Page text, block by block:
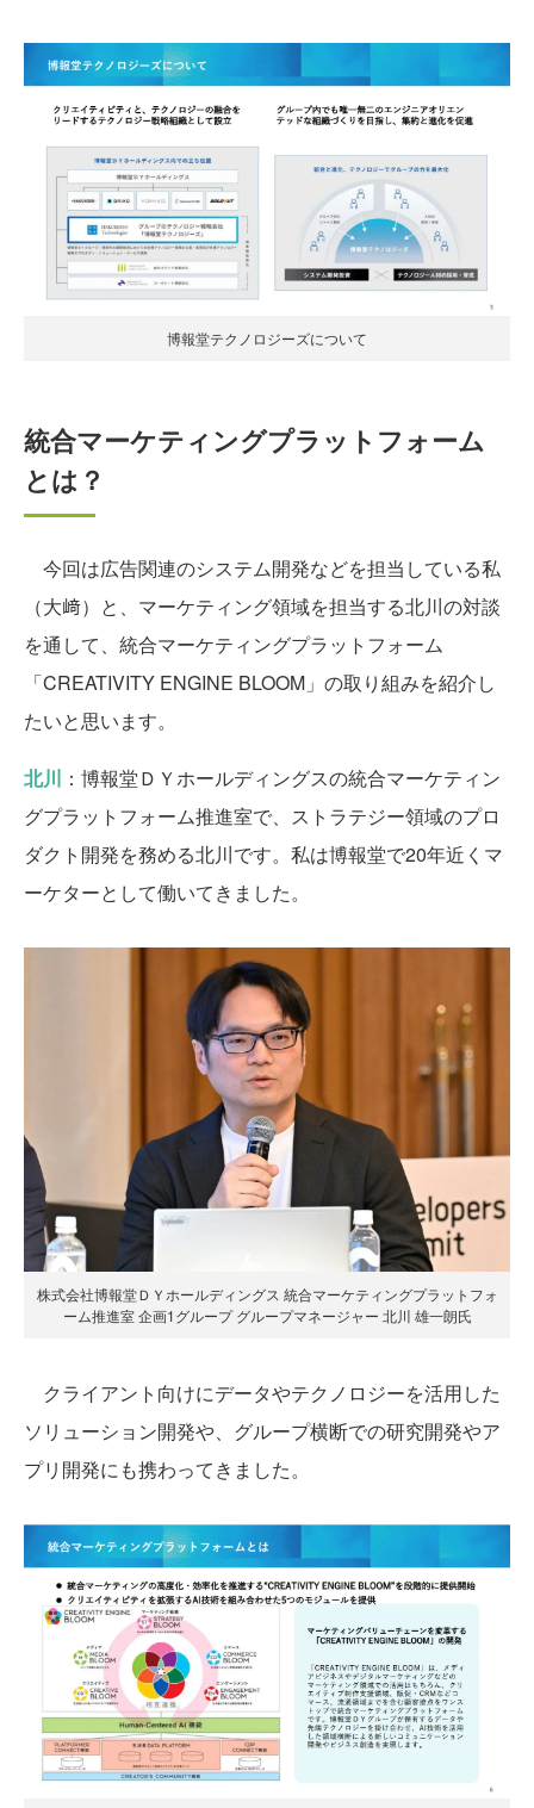
博報堂テクノロジーズについて
統合マーケティングプラットフォーム
とは？
今回は広告関連のシステム開発などを担当している私
（大﨑）と、マーケティング領域を担当する北川の対談
を通して、統合マーケティングプラットフォーム
「CREATIVITY ENGINE BLOOM」の取り組みを紹介し
たいと思います。
北川 ：博報堂ＤＹホールディングスの統合マーケティン
グプラットフォーム推進室で、ストラテジー領域のプロ
ダクト開発を務める北川です。私は博報堂で20年近くマ
ーケターとして働いてきました。
株式会社博報堂ＤＹホールディングス 統合マーケティングプラットフォ
ーム推進室 企画1グループ グループマネージャー 北川 雄一朗氏
クライアント向けにデータやテクノロジーを活用した
ソリューション開発や、グループ横断での研究開発やア
プリ開発にも携わってきました。